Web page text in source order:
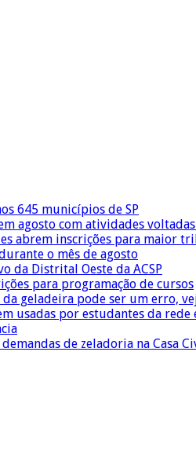
645 municípios de SP
agosto com atividades
abrem inscrições para maior
o mês de agosto
da Distrital Oeste da ACSP
para programação de cursos
geladeira pode ser um erro,
usadas por estudantes da rede
de zeladoria na Casa